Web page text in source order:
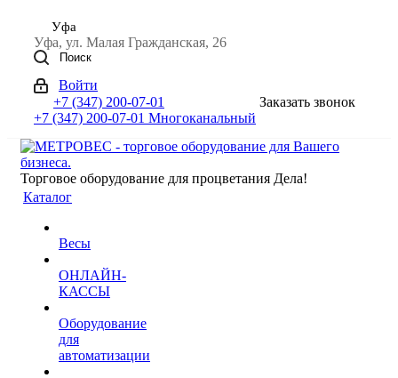
Уфа
Уфа, ул. Малая Гражданская, 26
Поиск
Войти
+7 (347) 200-07-01
+7 (347) 200-07-01 Многоканальный
Заказать звонок
Торговое оборудование для процветания Дела!
Каталог
Весы
ОНЛАЙН-
КАССЫ
Оборудование
для
автоматизации